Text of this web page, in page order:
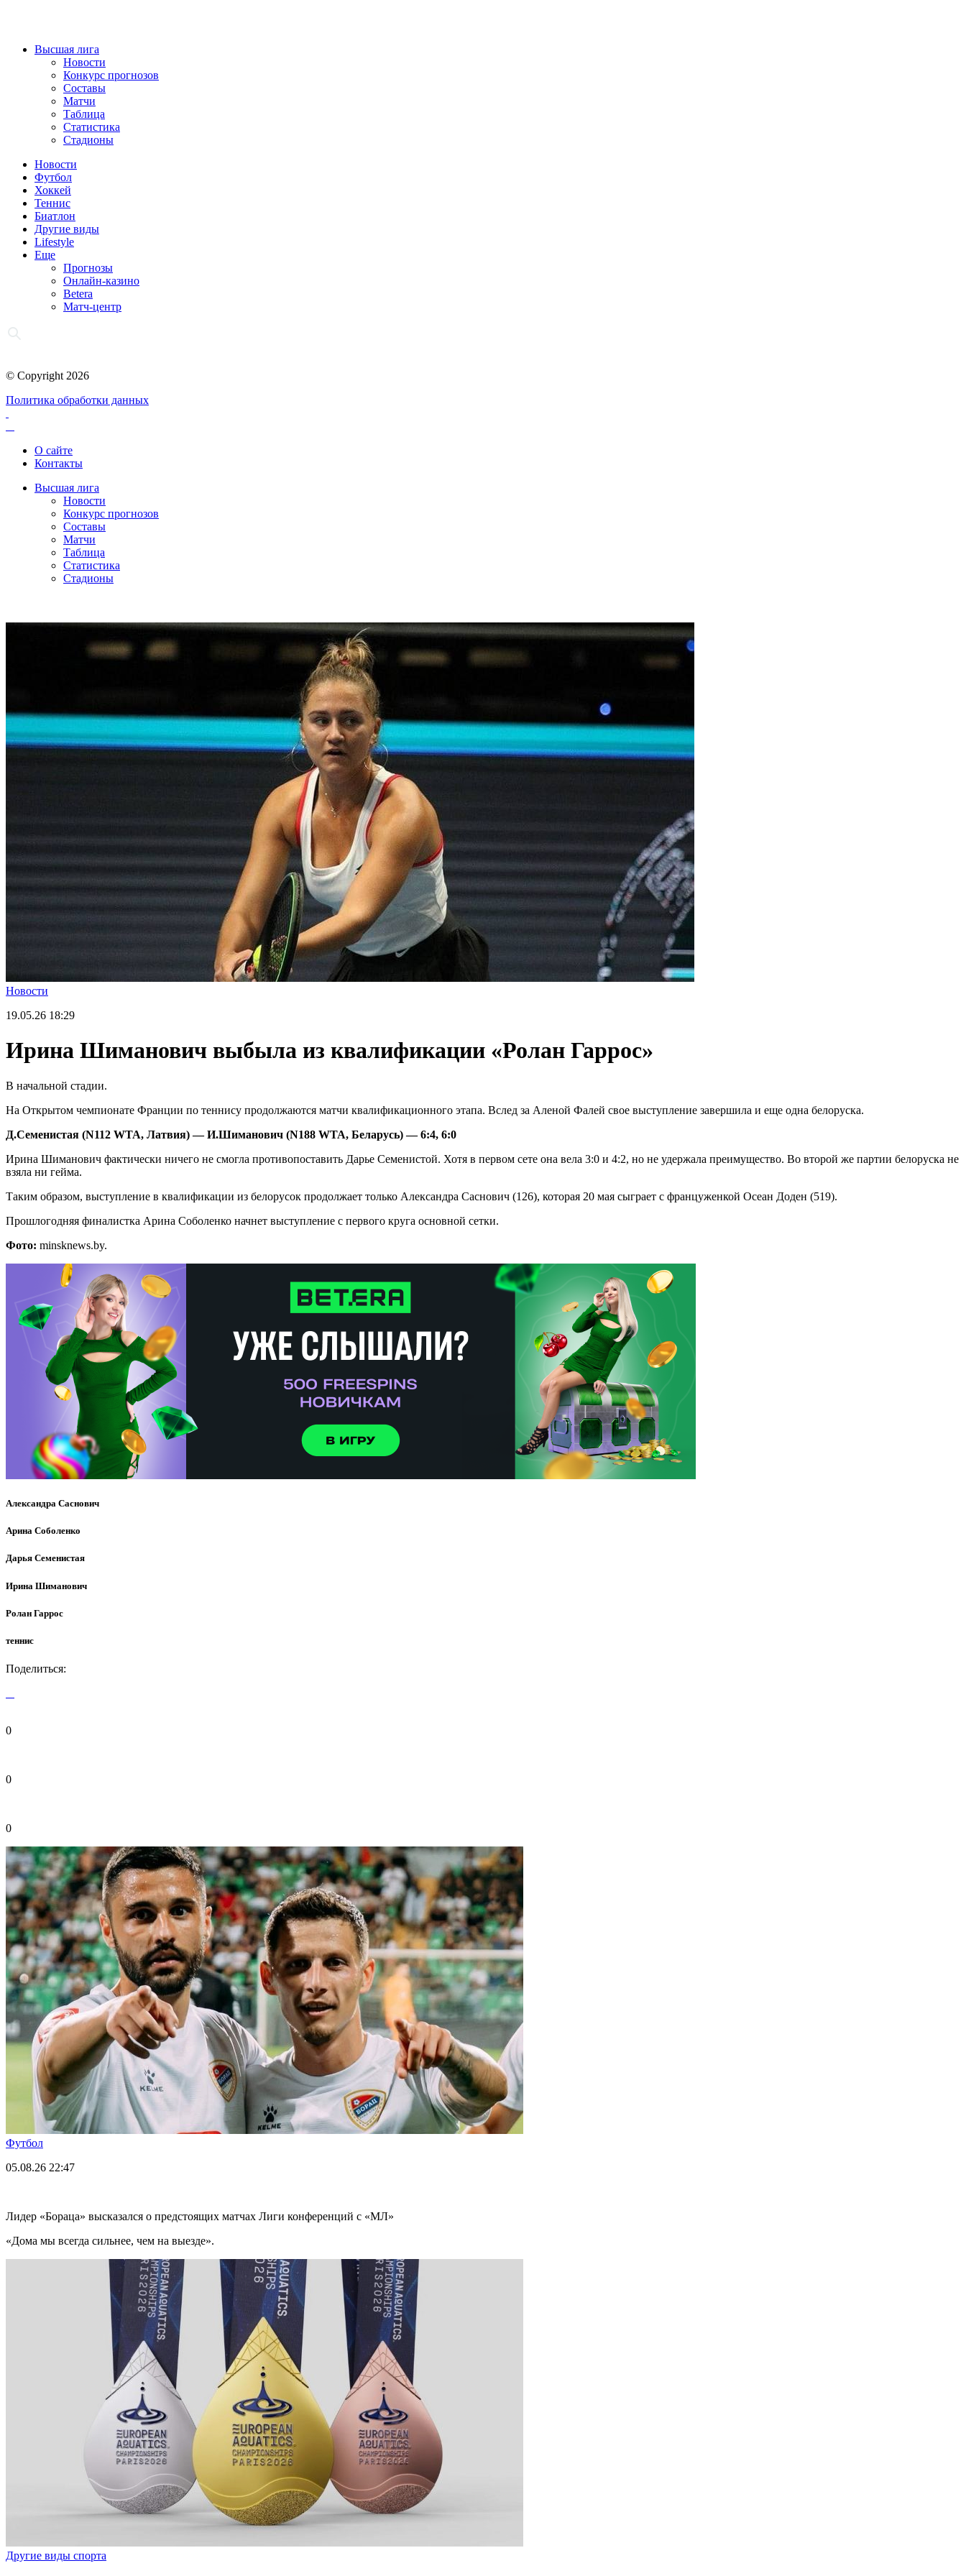
Высшая лига
Новости
Конкурс прогнозов
Составы
Матчи
Таблица
Статистика
Стадионы
Новости
Футбол
Хоккей
Теннис
Биатлон
Другие виды
Lifestyle
Еще
Прогнозы
Онлайн-казино
Betera
Матч-центр
© Copyright 2026
Политика обработки данных
О сайте
Контакты
Высшая лига
Новости
Конкурс прогнозов
Составы
Матчи
Таблица
Статистика
Стадионы
Новости
19.05.26 18:29
Ирина Шиманович выбыла из квалификации «Ролан Гаррос»
В начальной стадии.
На Открытом чемпионате Франции по теннису продолжаются матчи квалификационного этапа. Вслед за Аленой Фалей свое выступление завершила и еще одна белоруска.
Д.Семенистая (N112 WTA, Латвия) — И.Шиманович (N188 WTA, Беларусь) — 6:4, 6:0
Ирина Шиманович фактически ничего не смогла противопоставить Дарье Семенистой. Хотя в первом сете она вела 3:0 и 4:2, но не удержала преимущество. Во второй же партии белоруска не
взяла ни гейма.
Таким образом, выступление в квалификации из белорусок продолжает только Александра Саснович (126), которая 20 мая сыграет с француженкой Осеан Доден (519).
Прошлогодняя финалистка Арина Соболенко начнет выступление с первого круга основной сетки.
Фото: minsknews.by.
Александра Саснович
Арина Соболенко
Дарья Семенистая
Ирина Шиманович
Ролан Гаррос
теннис
Поделиться:
0
0
0
Футбол
05.08.26 22:47
Лидер «Бораца» высказался о предстоящих матчах Лиги конференций с «МЛ»
«Дома мы всегда сильнее, чем на выезде».
Другие виды спорта